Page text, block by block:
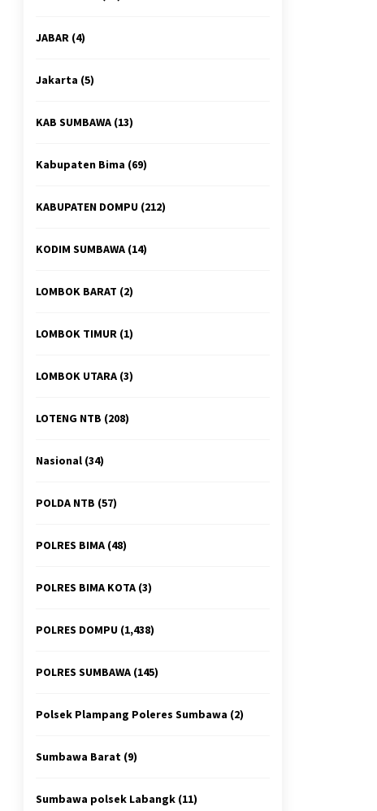
JABAR (4)
Jakarta (5)
KAB SUMBAWA (13)
Kabupaten Bima (69)
KABUPATEN DOMPU (212)
KODIM SUMBAWA (14)
LOMBOK BARAT (2)
LOMBOK TIMUR (1)
LOMBOK UTARA (3)
LOTENG NTB (208)
Nasional (34)
POLDA NTB (57)
POLRES BIMA (48)
POLRES BIMA KOTA (3)
POLRES DOMPU (1,438)
POLRES SUMBAWA (145)
Polsek Plampang Poleres Sumbawa (2)
Sumbawa Barat (9)
Sumbawa polsek Labangk (11)